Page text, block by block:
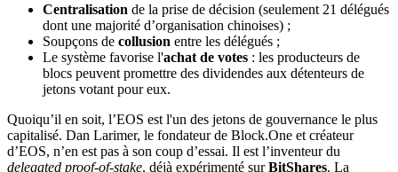
Centralisation de la prise de décision (seulement 21 délégués
dont une majorité d’organisation chinoises) ;
Soupçons de collusion entre les délégués ;
Le système favorise l'achat de votes : les producteurs de
blocs peuvent promettre des dividendes aux détenteurs de
jetons votant pour eux.
Quoiqu’il en soit, l’EOS est l'un des jetons de gouvernance le plus
capitalisé. Dan Larimer, le fondateur de Block.One et créateur
d’EOS, n’en est pas à son coup d’essai. Il est l’inventeur du
delegated proof-of-stake, déjà expérimenté surBitShares. La